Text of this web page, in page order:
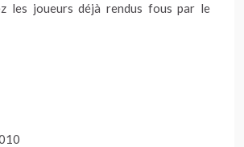
les joueurs déjà rendus fous par le